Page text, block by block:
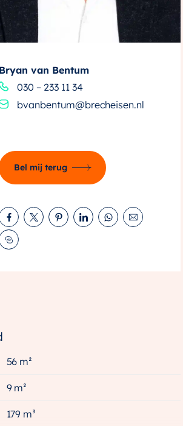
van Bentum
030 – 233 11 34
bvanbentum@brecheisen.nl
Bel mij terug
56 m²
9 m²
179 m³